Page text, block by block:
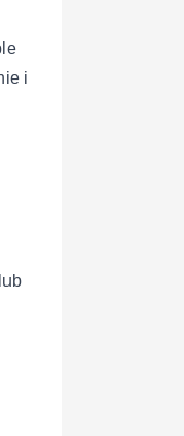
i